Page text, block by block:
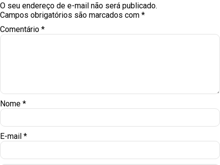
O seu endereço de e-mail não será publicado.
Campos obrigatórios são marcados com *
Comentário *
Nome *
E-mail *